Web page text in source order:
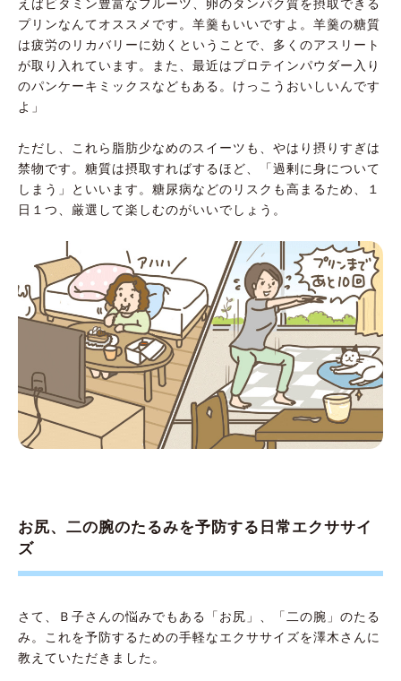
えばビタミン豊富なフルーツ、卵のタンパク質を摂取できる
プリンなんてオススメです。羊羹もいいですよ。羊羹の糖質
は疲労のリカバリーに効くということで、多くのアスリート
が取り入れています。また、最近はプロテインパウダー入り
のパンケーキミックスなどもある。けっこうおいしいんです
よ」
ただし、これら脂肪少なめのスイーツも、やはり摂りすぎは
禁物です。糖質は摂取すればするほど、「過剰に身について
しまう」といいます。糖尿病などのリスクも高まるため、１
日１つ、厳選して楽しむのがいいでしょう。
お尻、二の腕のたるみを予防する日常エクササイ
ズ
さて、Ｂ子さんの悩みでもある「お尻」、「二の腕」のたる
み。これを予防するための手軽なエクササイズを澤木さんに
教えていただきました。